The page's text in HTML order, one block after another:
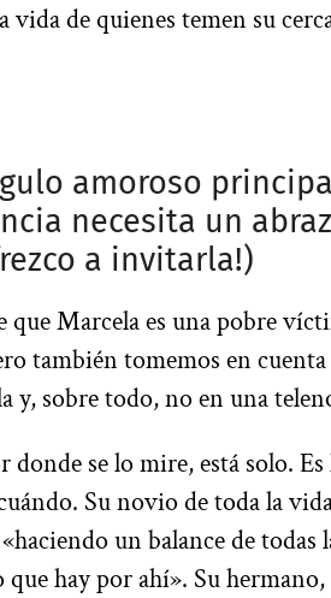
vida de quienes temen su
amoroso
necesita un
a invitarla!)
Marcela es una pobre
también tomemos en
y, sobre todo, no en una
se lo mire, está solo.
Su novio de toda la
un balance de todas
hay por ahí». Su